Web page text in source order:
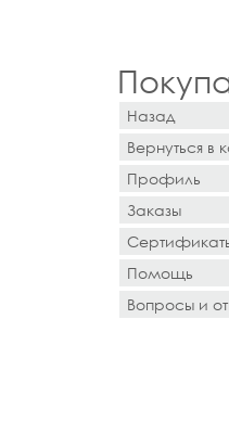
Назад
Вернуться в
Профиль
Заказы
Помощь
Вопросы и